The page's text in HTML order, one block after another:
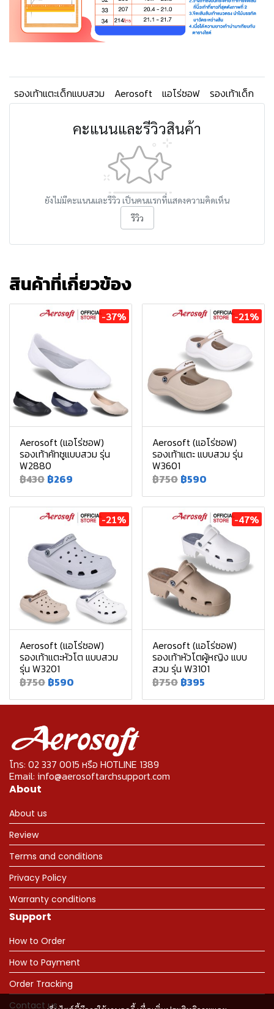
รองเท้าแตะเด็กแบบสวม Aerosoft แอโร่ซอฟ รองเท้าเด็ก
คะแนนและรีวิวสินค้า
ยังไม่มีคะแนนและรีวิว เป็นคนแรกที่แสดงความคิดเห็น
รีวิว
สินค้าที่เกี่ยวข้อง
-37%
Aerosoft (แอโร่ซอฟ)
รองเท้าคัทชูแบบสวม รุ่น
W2880
฿430 ฿269
-21%
Aerosoft (แอโร่ซอฟ)
รองเท้าแตะ แบบสวม รุ่น
W3601
฿750 ฿590
-21%
Aerosoft (แอโร่ซอฟ)
รองเท้าแตะหัวโต แบบสวม
รุ่น W3201
฿750 ฿590
-47%
Aerosoft (แอโร่ซอฟ)
รองเท้าหัวโตผู้หญิง แบบ
สวม รุ่น W3101
฿750 ฿395
โทร: 02 337 0015 หรือ HOTLINE 1389
Email: info@aerosoftarchsupport.com
About
About us
Review
Terms and conditions
Privacy Policy
Warranty conditions
Support
How to Order
How to Payment
Order Tracking
Contact us